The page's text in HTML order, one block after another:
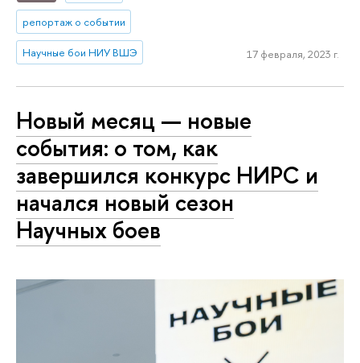
репортаж о событии
Научные бои НИУ ВШЭ 17 февраля, 2023 г.
Новый месяц — новые
события: о том, как
завершился конкурс НИРС и
начался новый сезон
Научных боев